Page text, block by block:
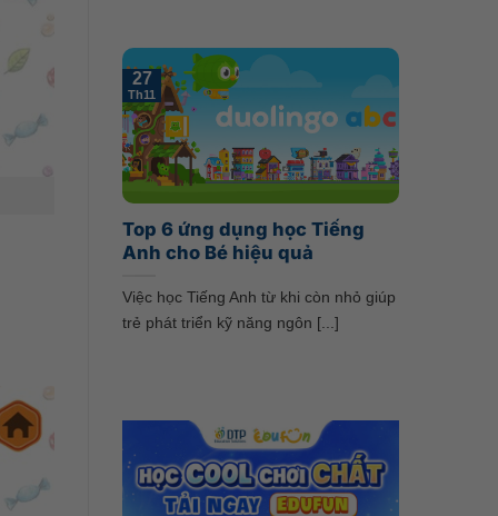
Top 6 ứng dụng học Tiếng
Anh cho Bé hiệu quả
Việc học Tiếng Anh từ khi còn nhỏ giúp
trẻ phát triển kỹ năng ngôn [...]
27
Th11